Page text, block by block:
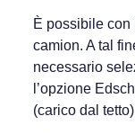
È possibile con
camion. A tal
necessario
l’opzione
(carico dal